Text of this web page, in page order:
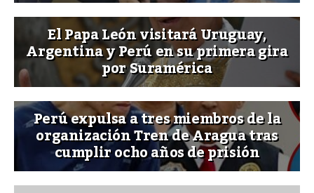
El Papa León visitará Uruguay,
Argentina y Perú en su primera gira
por Suramérica
Perú expulsa a tres miembros de la
organización Tren de Aragua tras
cumplir ocho años de prisión